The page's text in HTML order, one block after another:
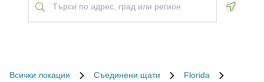
Всички локации Съединени щати
Florida